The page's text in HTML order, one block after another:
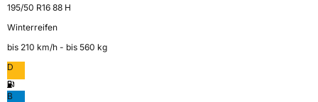
195/50 R16 88 H
Winterreifen
bis 210 km⁠/⁠h - bis 560 kg
D
B